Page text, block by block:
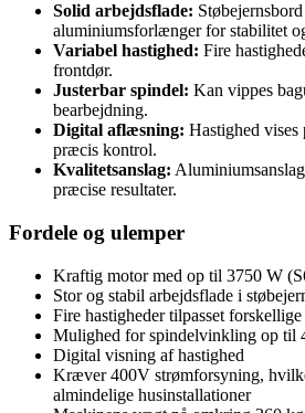
Solid arbejdsflade:
aluminiumsforlænger for stabilitet
Variabel hastighed: Fire
frontdør.
Justerbar spindel: Kan vippes
bearbejdning.
Digital aflæsning: Hastighed
præcis kontrol.
Kvalitetsanslag:
præcise resultater.
Fordele og ulemper
Kraftig motor med op til 3750 W
Stor og stabil arbejdsflade i
Fire hastigheder tilpasset
Mulighed for spindelvinkling op til
Digital visning af hastighed
Kræver 400V strømforsyning,
almindelige husinstallationer